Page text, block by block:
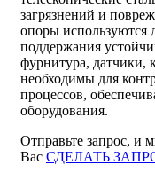
загрязнений и
опоры используются
поддержания
фурнитура, датчики,
необходимы для
процессов,
оборудования.
Отправьте запрос, и
Вас СДЕЛАТЬ